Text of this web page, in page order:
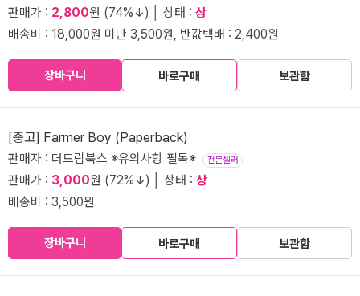
판매가 : 2,800원 (74%↓) │ 상태 : 상
배송비 : 18,000원 미만 3,500원, 반값택배 : 2,400원
장바구니 바로구매 보관함
[중고] Farmer Boy (Paperback)
판매자 : 더드림북스 ※유의사항 필독※ 전문셀러
판매가 : 3,000원 (72%↓) │ 상태 : 상
배송비 : 3,500원
장바구니 바로구매 보관함